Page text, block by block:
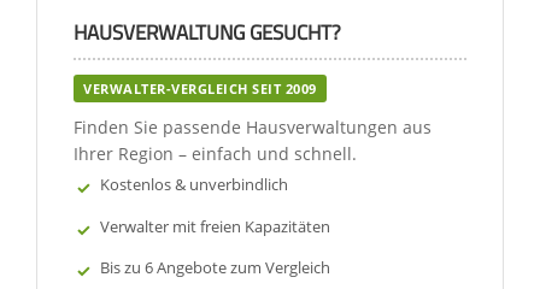
HAUSVERWALTUNG GESUCHT?
VERWALTER-VERGLEICH SEIT 2009
Finden Sie passende Hausverwaltungen aus
Ihrer Region – einfach und schnell.
Kostenlos & unverbindlich
Verwalter mit freien Kapazitäten
Bis zu 6 Angebote zum Vergleich